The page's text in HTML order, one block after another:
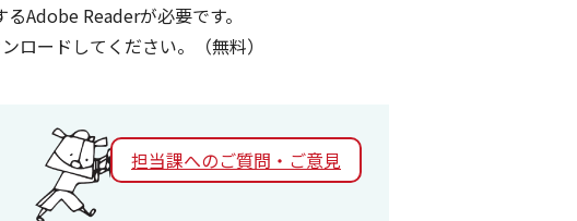
Adobe Readerが必要です。
ロードしてください。（無料）
担当課へのご質問・ご意見